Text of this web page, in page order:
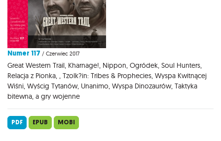
Numer 117 / Czerwiec 2017
Great Western Trail, Kharnage!, Nippon, Ogródek, Soul Hunters,
Relacja z Pionka, , Tzolk?in: Tribes & Prophecies, Wyspa Kwitnącej
Wiśni, Wyścig Tytanów, Unanimo, Wyspa Dinozaurów, Taktyka
bitewna, a gry wojenne
PDF EPUB MOBI